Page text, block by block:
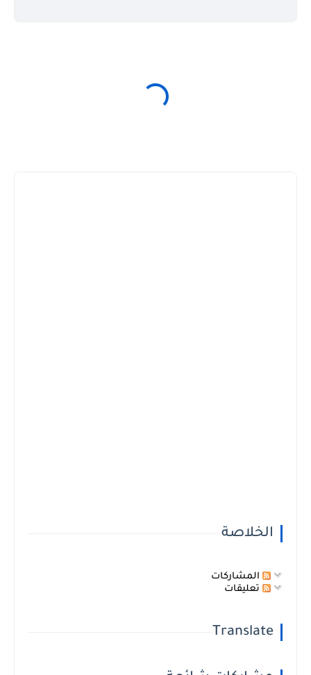
الخلاصة
المشاركات
تعليقات
Translate